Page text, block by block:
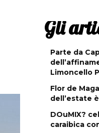
Gli
Parte da
Limoncello
Flor de
dell’estate
DOuMIX?
caraibica